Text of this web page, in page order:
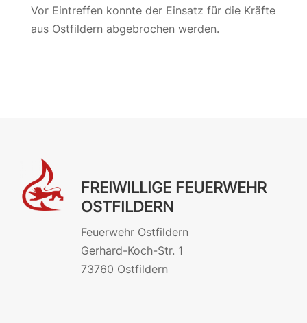
Vor Eintreffen konnte der Einsatz für die Kräfte
aus Ostfildern abgebrochen werden.
FREIWILLIGE FEUERWEHR
OSTFILDERN
Feuerwehr Ostfildern
Gerhard-Koch-Str. 1
73760 Ostfildern